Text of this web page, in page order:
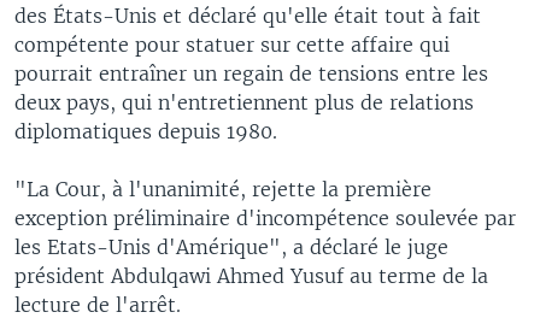
des États-Unis et déclaré qu'elle était tout à fait
compétente pour statuer sur cette affaire qui
pourrait entraîner un regain de tensions entre les
deux pays, qui n'entretiennent plus de relations
diplomatiques depuis 1980.
"La Cour, à l'unanimité, rejette la première
exception préliminaire d'incompétence soulevée par
les Etats-Unis d'Amérique", a déclaré le juge
président Abdulqawi Ahmed Yusuf au terme de la
lecture de l'arrêt.